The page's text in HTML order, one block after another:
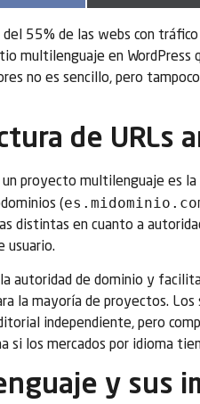
55% de las webs con
multilenguaje en WordPress
no es sencillo, pero
de URLs
proyecto multilenguaje es
(
distintas en cuanto a
usuario.
autoridad de dominio y
la mayoría de proyectos.
independiente, pero
si los mercados por idioma
y sus